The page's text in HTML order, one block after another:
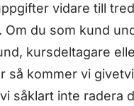
vidare till
du som kund
kursdeltagare
så kommer vi
såklart inte radera